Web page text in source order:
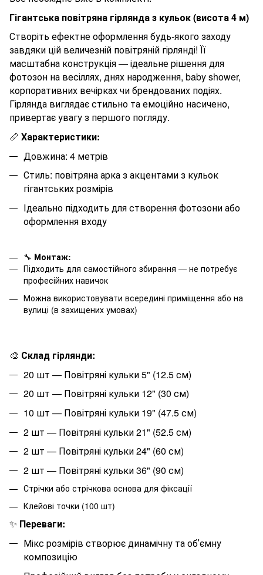
Гігантська повітряна гірлянда з кульок (висота4 м)
Створіть ефектне оформлення будь-якого заходу
завдяки цій величезній повітряній гірлянді! Її
масштабна конструкція — ідеальне рішення для
фотозон на весіллях, днях народження, baby shower,
корпоративних вечірках чи брендованих подіях.
Гірлянда виглядає стильно та емоційно насичено,
привертає увагу з першого погляду.
📏 Характеристики:
Довжина: 4 метрів
Стиль: повітряна арка з акцентами з кульок
гігантських розмірів
Ідеально підходить для створення фотозони або
оформлення входу
🔧 Монтаж:
Підходить для самостійного збирання — не потребує
професійних навичок
Можна використовувати всередині приміщення або на
вулиці (в захищених умовах)
🎨 Склад гірлянди:
20 шт — Повітряні кульки 5" (12.5 см)
20 шт — Повітряні кульки 12" (30 см)
10 шт — Повітряні кульки 19" (47.5 см)
2 шт — Повітряні кульки 21" (52.5 см)
2 шт — Повітряні кульки 24" (60 см)
2 шт — Повітряні кульки 36" (90 см)
Стрічки або стрічкова основа для фіксації
Клейові точки (100 шт)
✨ Переваги:
Мікс розмірів створює динамічну та обʼємну
композицію